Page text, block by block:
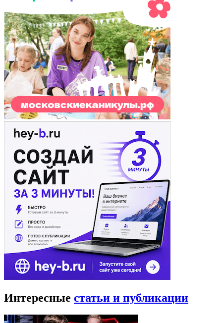
Интересные статьи и публикации